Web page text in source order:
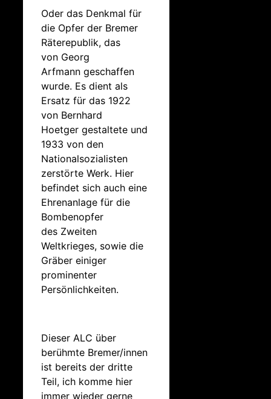
Oder das Denkmal für
die Opfer der Bremer
Räterepublik, das
von Georg
Arfmann geschaffen
wurde. Es dient als
Ersatz für das 1922
von Bernhard
Hoetger gestaltete und
1933 von den
Nationalsozialisten
zerstörte Werk. Hier
befindet sich auch eine
Ehrenanlage für die
Bombenopfer
des Zweiten
Weltkrieges, sowie die
Gräber einiger
prominenter
Persönlichkeiten.
Dieser ALC über
berühmte Bremer/innen
ist bereits der dritte
Teil, ich komme hier
immer wieder gerne